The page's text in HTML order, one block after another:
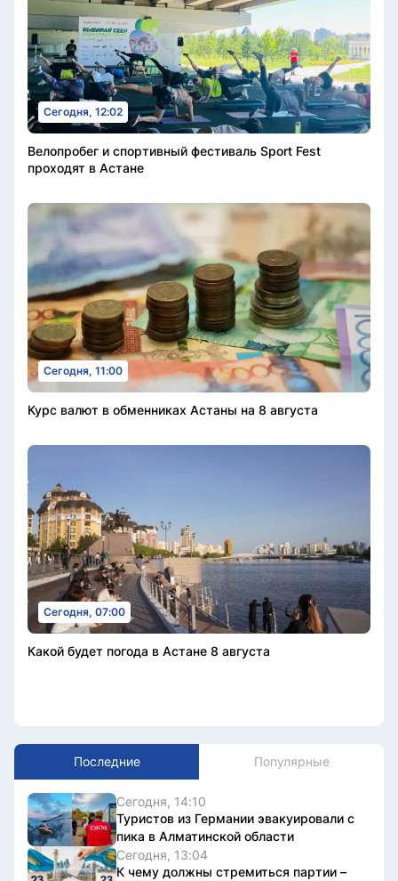
Сегодня, 12:02
Велопробег и спортивный фестиваль Sport Fest
проходят в Астане
Сегодня, 11:00
Курс валют в обменниках Астаны на 8 августа
Сегодня, 07:00
Какой будет погода в Астане 8 августа
Последние Популярные
Сегодня, 14:10
Туристов из Германии эвакуировали с
пика в Алматинской области
Сегодня, 13:04
К чему должны стремиться партии –